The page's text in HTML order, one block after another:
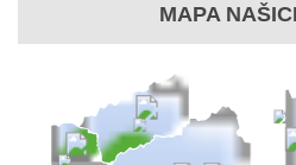
MAPA